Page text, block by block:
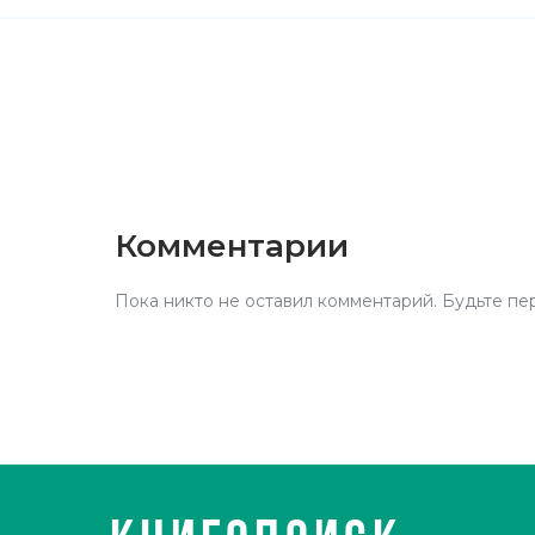
Комментарии
Пока никто не оставил комментарий. Будьте